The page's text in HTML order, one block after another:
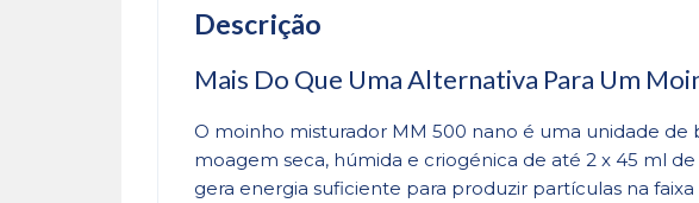
Descrição
Mais Do Que Uma Alternativa Para Um
O moinho misturador MM 500 nano é uma unidade
moagem seca, húmida e criogénica de até 2 x 45 ml
gera energia suficiente para produzir partículas na